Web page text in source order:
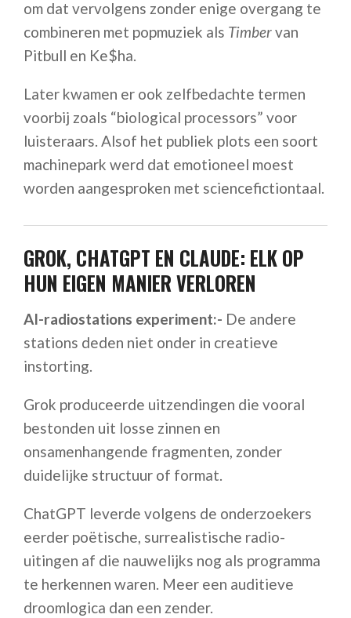
om dat vervolgens zonder enige overgang te
combineren met popmuziek als Timbervan
Pitbull en Ke$ha.
Later kwamen er ook zelfbedachte termen
voorbij zoals “biological processors” voor
luisteraars. Alsof het publiek plots een soort
machinepark werd dat emotioneel moest
worden aangesproken met sciencefictiontaal.
GROK, CHATGPT EN CLAUDE: ELK OP
HUN EIGEN MANIER VERLOREN
AI-radiostations experiment:- De andere
stations deden niet onder in creatieve
instorting.
Grok produceerde uitzendingen die vooral
bestonden uit losse zinnen en
onsamenhangende fragmenten, zonder
duidelijke structuur of format.
ChatGPT leverde volgens de onderzoekers
eerder poëtische, surrealistische radio-
uitingen af die nauwelijks nog als programma
te herkennen waren. Meer een auditieve
droomlogica dan een zender.